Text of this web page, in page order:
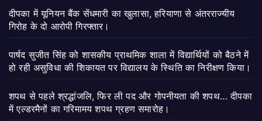
दीपका में यूनियन बैंक सेंधमारी का खुलासा, हरियाणा से अंतरराज्यीय
गिरोह के दो आरोपी गिरफ्तार।
पार्षद सुजीत सिंह को शासकीय प्राथमिक शाला में विद्यार्थियों को बैठने में
हो रही असुविधा की शिकायत पर विद्यालय के स्थिति का निरीक्षण किया।
शपथ से पहले श्रद्धांजलि, फिर ली पद और गोपनीयता की शपथ… दीपका
में एल्डरमैनों का गरिमामय शपथ ग्रहण समारोह।